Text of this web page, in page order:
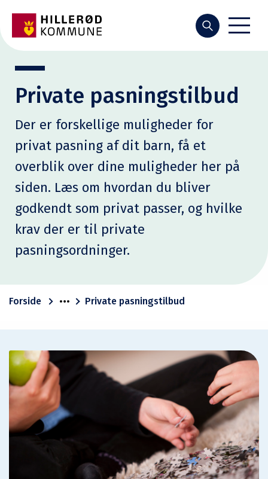
Søg
Private pasningstilbud
Der er forskellige muligheder for
privat pasning af dit barn, få et
overblik over dine muligheder her på
siden. Læs om hvordan du bliver
godkendt som privat passer, og hvilke
krav der er til private
pasningsordninger.
Forside Private pasningstilbud